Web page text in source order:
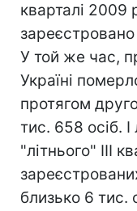
кварталі 2009
У той же час,
Україні
протягом
тис. 658 осіб.
"літнього" ІІІ
близько 6 тис.